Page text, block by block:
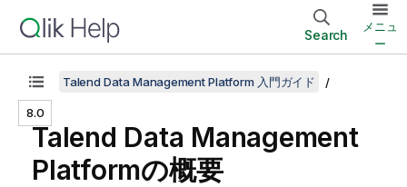
Search
メニュ
ー
8.0
Talend Data Management Platform 入門ガイド
Talend Data Management
Platformの概要